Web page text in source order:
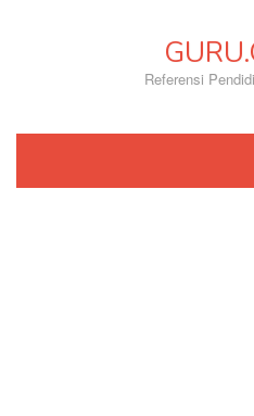
Referensi